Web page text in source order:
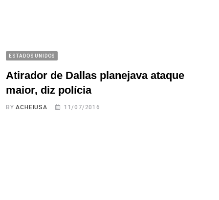
ESTADOS UNIDOS
Atirador de Dallas planejava ataque
maior, diz polícia
BYACHEIUSA 11/07/2016